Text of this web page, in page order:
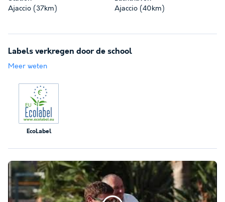
Ajaccio (37km)
Ajaccio (40km)
Labels verkregen door de school
Meer weten
EcoLabel